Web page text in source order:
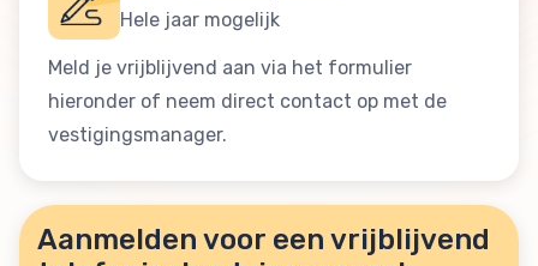
Hele jaar mogelijk
Meld je vrijblijvend aan via het formulier
hieronder of neem direct contact op met de
vestigingsmanager.
Aanmelden voor een vrijblijvend